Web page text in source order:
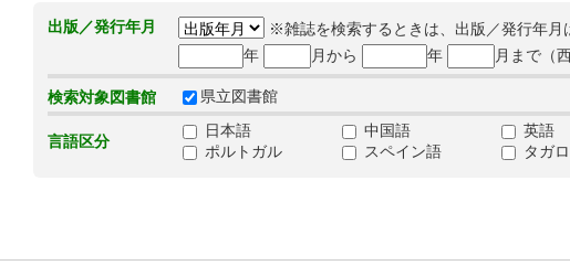
出版／発行年月
※雑誌を検索するときは、出版／発行年月
年
月から 年 月まで（
検索対象図書館 県立図書館
言語区分
日本語 中国語 英語
ポルトガル
スペイン語 タガ